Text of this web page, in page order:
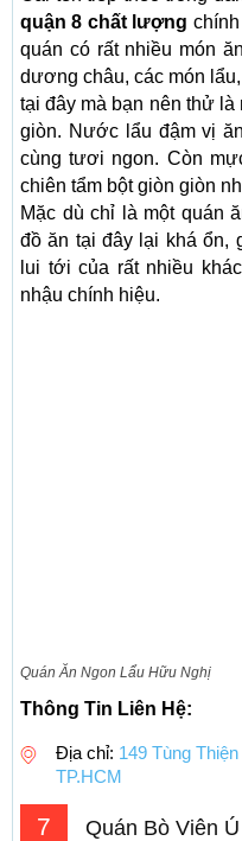
quận 8 chất lượng
quán có rất nhiều món
dương châu, các món
tại đây mà bạn nên thử
giòn. Nước lẩu đậm vị
cùng tươi ngon. Còn
chiên tẩm bột giòn giòn
Mặc dù chỉ là một quán
đồ ăn tại đây lại khá ổn,
lui tới của rất nhiều
nhậu chính hiệu.
Quán Ăn Ngon Lẩu Hữu Nghị
Thông Tin Liên Hệ:
Địa chỉ: 149 Tùng
TP.HCM
7 Quán Bò Viên